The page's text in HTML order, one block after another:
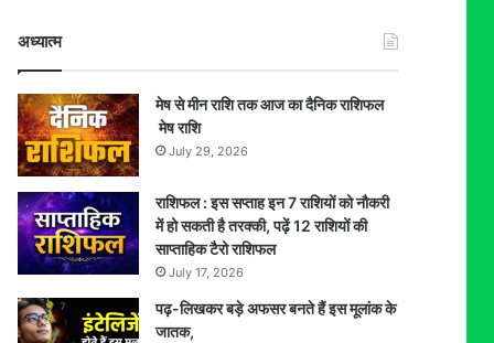
अध्यात्म
मेष से मीन राशि तक आज का दैनिक राशिफल
मेष राशि
July 29, 2026
राशिफल : इस सप्ताह इन 7 राशियों को नौकरी
में हो सकती है तरक्की, पढ़ें 12 राशियों की
साप्ताहिक टैरो राशिफल
July 17, 2026
पढ़-लिखकर बड़े अफसर बनते हैं इस मूलांक के
जातक,